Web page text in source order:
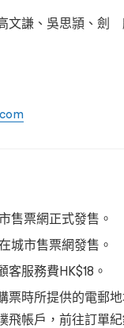
文謙、吳思頴、劍
售票網正式發售。
城市售票網發售。
服務費HK$18。
票時所提供的電郵
飛帳戶，前往訂單